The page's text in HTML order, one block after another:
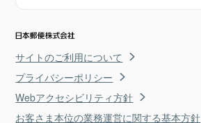
サイトのご利用について
プライバシーポリシー
Webアクセシビリティ方針
お客さま本位の業務運営に関する基本方針